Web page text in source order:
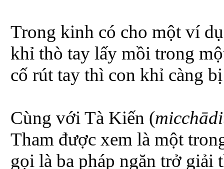
Trong kinh có cho một ví
khỉ thò tay lấy mồi trong
cố rút tay thì con khỉ càng
Cùng với Tà Kiến (
Tham được xem là một
gọi là ba pháp ngăn trở giải